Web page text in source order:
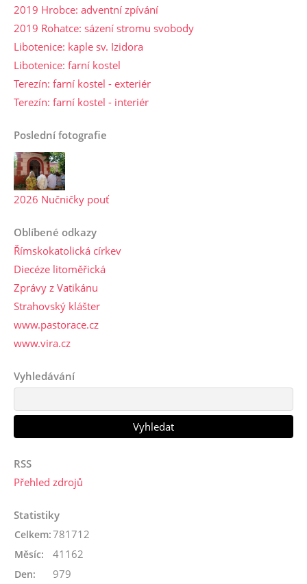
2019 Hrobce: adventní zpívání
2019 Rohatce: sázení stromu svobody
Libotenice: kaple sv. Izidora
Libotenice: farní kostel
Terezín: farní kostel - exteriér
Terezín: farní kostel - interiér
Poslední fotografie
2026 Nučničky pouť
Oblíbené odkazy
Římskokatolická církev
Diecéze litoměřická
Zprávy z Vatikánu
Strahovský klášter
www.pastorace.cz
www.vira.cz
Vyhledávání
RSS
Přehled zdrojů
Statistiky
Celkem:781712
Měsíc: 41162
Den: 979